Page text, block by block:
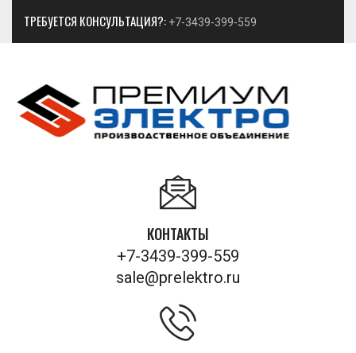
ТРЕБУЕТСЯ КОНСУЛЬТАЦИЯ?: +7-3439-399-559
КОНТАКТЫ
+7-3439-399-559
sale@prelektro.ru